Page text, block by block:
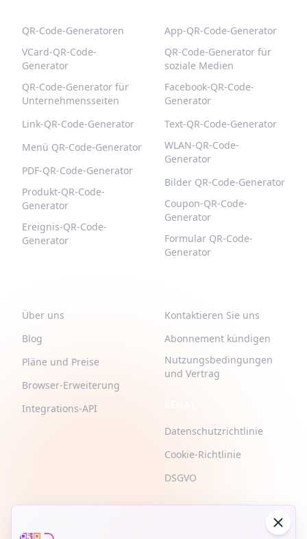
QR-Code-Generatoren
VCard-QR-Code-
Generator
QR-Code-Generator für
Unternehmensseiten
Link-QR-Code-Generator
Menü QR-Code-Generator
PDF-QR-Code-Generator
Produkt-QR-Code-
Generator
Ereignis-QR-Code-
Generator
App-QR-Code-Generator
QR-Code-Generator für
soziale Medien
Facebook-QR-Code-
Generator
Text-QR-Code-Generator
WLAN-QR-Code-
Generator
Bilder QR-Code-Generator
Coupon-QR-Code-
Generator
Formular QR-Code-
Generator
Über uns
Blog
Pläne und Preise
Browser-Erweiterung
Integrations-API
Kontaktieren Sie uns
Abonnement kündigen
Nutzungsbedingungen
und Vertrag
Datenschutzrichtlinie
Cookie-Richtlinie
DSGVO